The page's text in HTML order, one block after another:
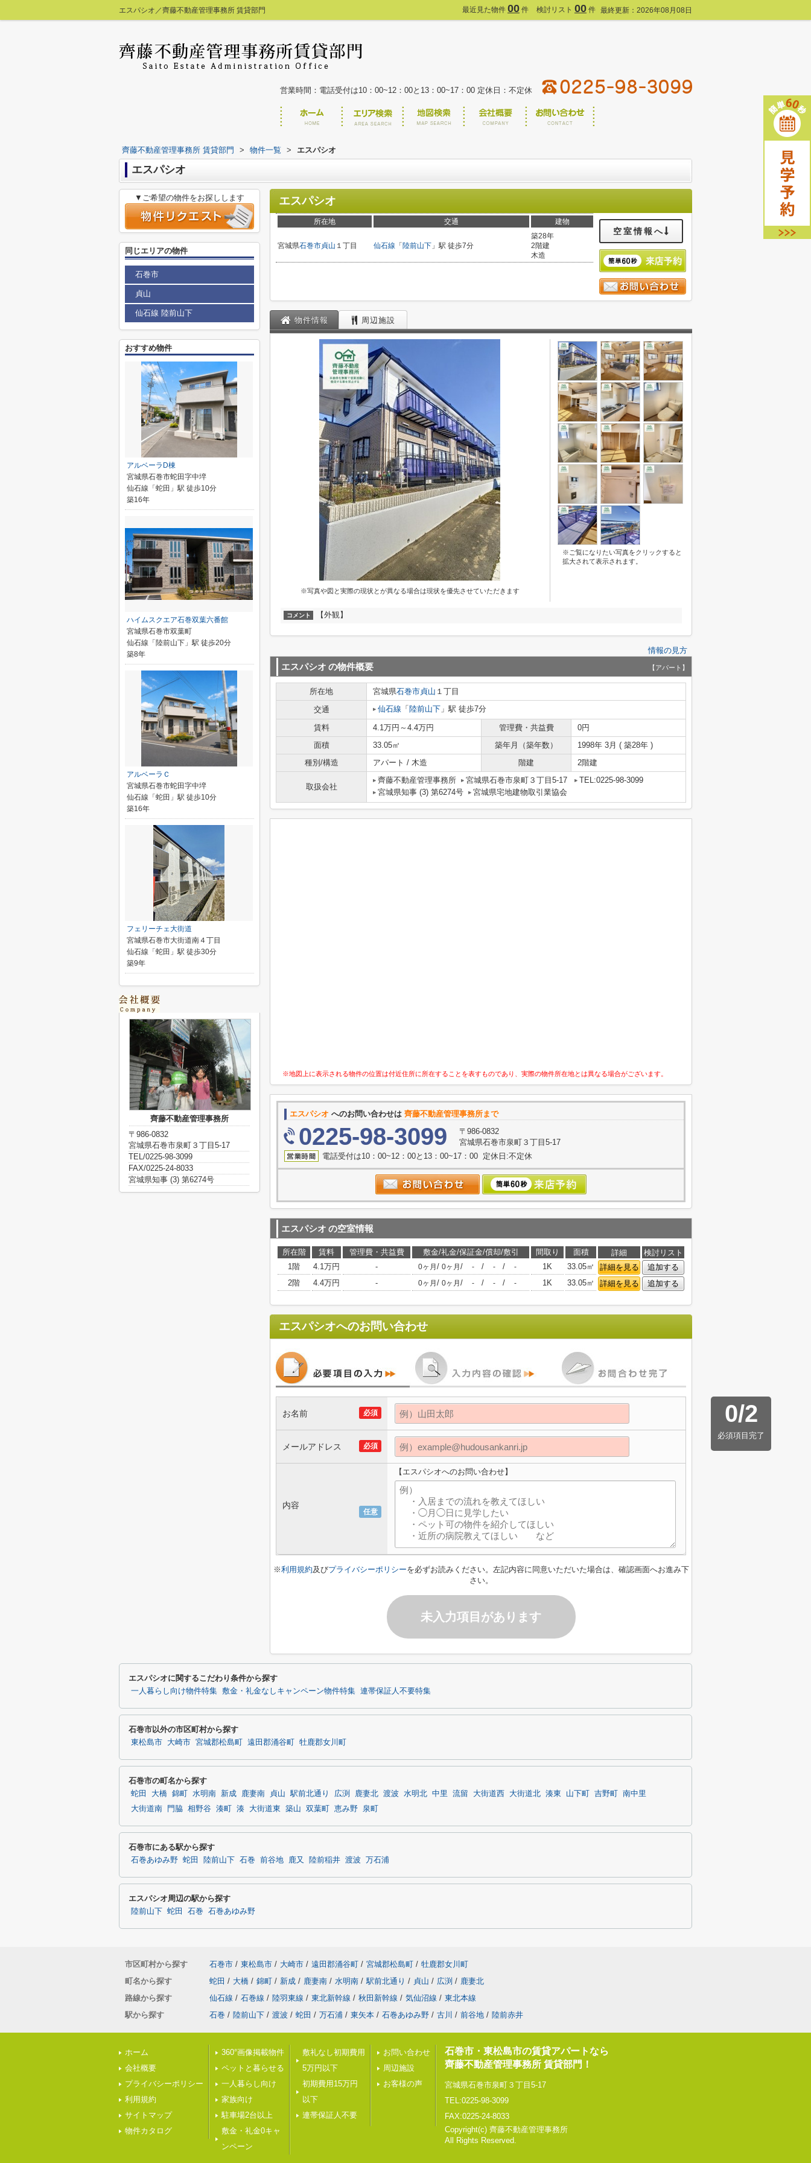
エスパシオ／齊藤不動産管理事務所 賃貸部門 最近見た物件 00 件 検討リスト 00 件 最終更新：2026年08月08日
営業時間：電話受付は10：00~12：00と13：00~17：00 定休日：不定休
齊藤不動産管理事務所 賃貸部門 > 物件一覧 > エスパシオ
エスパシオ
エスパシオ
所在地 交通 建物
宮城県石巻市貞山 １丁目 仙石線 「 陸前山下 」駅 徒歩7分
築28年
2階建
木造
空室情報へ
物件情報 周辺施設
※写真や図と実際の現状とが異なる場合は現状を優先させていただきます
※ご覧になりたい写真をクリックすると
拡大されて表示されます。
コメント 【外観】
情報の見方
エスパシオ の物件概要 【アパート】
所在地 宮城県石巻市貞山 １丁目
交通
仙石線 「 陸前山下 」駅 徒歩7分
賃料 4.1万円～4.4万円 管理費・共益費
0円
面積
33.05㎡ 築年月（築年数）
1998年 3月 ( 築28年 )
種別/構造
アパート / 木造 階建 2階建
取扱会社
齊藤不動産管理事務所 宮城県石巻市泉町３丁目5-17
TEL:0225-98-3099
宮城県知事 (3) 第6274号
宮城県宅地建物取引業協会
※地図上に表示される物件の位置は付近住所に所在することを表すものであり、実際の物件所在地とは異なる場合がございます。
エスパシオ へのお問い合わせは 齊藤不動産管理事務所まで
0225-98-3099
〒986-0832
宮城県石巻市泉町３丁目5-17
電話受付は10：00~12：00と13：00~17：00 定休日:不定休
エスパシオ の空室情報
所在階 賃料 管理費・共益費 敷金/礼金/保証金/償却/敷引 間取り 面積 詳細
検討リスト
1階
4.1万円 - 0ヶ月 / 0ヶ月 / - / - / - 1K 33.05㎡ 詳細を見る
追加する
2階
4.4万円 - 0ヶ月 / 0ヶ月 / - / - / - 1K 33.05㎡ 詳細を見る 追加する
エスパシオへのお問い合わせ
0/2
必須項目完了
必須
お名前
必須
メールアドレス
任意
内容
【エスパシオへのお問い合わせ】
※利用規約及びプライバシーポリシーを必ずお読みください。左記内容に同意いただいた場合は、確認画面へお進み下
さい。
未入力項目があります
▼ご希望の物件をお探しします
同じエリアの物件
石巻市
貞山
仙石線 陸前山下
おすすめ物件
アルベーラD棟
宮城県石巻市蛇田字中埣
仙石線「蛇田」駅 徒歩10分
築16年
ハイムスクエア石巻双葉六番館
宮城県石巻市双葉町
仙石線「陸前山下」駅 徒歩20分
築8年
アルベーラＣ
宮城県石巻市蛇田字中埣
仙石線「蛇田」駅 徒歩10分
築16年
フェリーチェ大街道
宮城県石巻市大街道南４丁目
仙石線「蛇田」駅 徒歩30分
築9年
齊藤不動産管理事務所
〒986-0832
宮城県石巻市泉町３丁目5-17
TEL/0225-98-3099
FAX/0225-24-8033
宮城県知事 (3) 第6274号
エスパシオに関するこだわり条件から探す
一人暮らし向け物件特集 敷金・礼金なしキャンペーン物件特集 連帯保証人不要特集
石巻市以外の市区町村から探す
東松島市 大崎市 宮城郡松島町 遠田郡涌谷町 牡鹿郡女川町
石巻市の町名から探す
蛇田 大橋 錦町 水明南 新成 鹿妻南 貞山 駅前北通り 広渕 鹿妻北 渡波 水明北 中里 流留 大街道西 大街道北 湊東 山下町 吉野町
南中里
大街道南
門脇 相野谷 湊町 湊 大街道東 築山 双葉町 恵み野 泉町
石巻市にある駅から探す
石巻あゆみ野 蛇田 陸前山下 石巻 前谷地 鹿又 陸前稲井 渡波 万石浦
エスパシオ周辺の駅から探す
陸前山下 蛇田 石巻 石巻あゆみ野
市区町村から探す 石巻市 / 東松島市 / 大崎市 / 遠田郡涌谷町 / 宮城郡松島町 / 牡鹿郡女川町
町名から探す
蛇田 / 大橋 / 錦町 / 新成 / 鹿妻南 / 水明南 / 駅前北通り / 貞山 / 広渕 / 鹿妻北
路線から探す
仙石線 / 石巻線 / 陸羽東線 / 東北新幹線 / 秋田新幹線 / 気仙沼線 / 東北本線
駅から探す
石巻 / 陸前山下 / 渡波 / 蛇田 / 万石浦 / 東矢本 / 石巻あゆみ野 / 古川 / 前谷地 / 陸前赤井
ホーム
会社概要
プライバシーポリシー
利用規約
サイトマップ
物件カタログ
360°画像掲載物件
ペットと暮らせる
一人暮らし向け
家族向け
駐車場2台以上
敷金・礼金0キャ
ンペーン
敷礼なし初期費用
5万円以下
初期費用15万円
以下
連帯保証人不要
お問い合わせ
周辺施設
お客様の声
石巻市・東松島市の賃貸アパートなら
齊藤不動産管理事務所 賃貸部門！
宮城県石巻市泉町３丁目5-17
TEL:0225-98-3099
FAX:0225-24-8033
Copyright(c) 齊藤不動産管理事務所
All Rights Reserved.